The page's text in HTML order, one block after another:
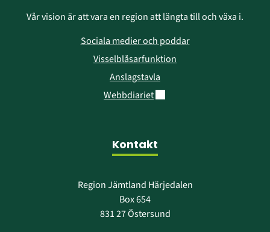
Vår vision är att vara en region att längta till och växa i.
Sociala medier och poddar
Visselblåsarfunktion
Anslagstavla
WebbdiarietLänk till annan webbplats.
Kontakt
Region Jämtland Härjedalen
Box 654
831 27 Östersund